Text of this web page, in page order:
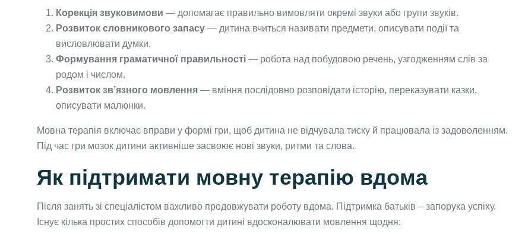
Корекція звуковимови — допомагає правильно вимовляти окремі звуки або групи звуків.
Розвиток словникового запасу — дитина вчиться називати предмети, описувати події та
висловлювати думки.
Формування граматичної правильності — робота над побудовою речень, узгодженням слів за
родом і числом.
Розвиток зв’язного мовлення — вміння послідовно розповідати історію, переказувати казки,
описувати малюнки.
Мовна терапія включає вправи у формі гри, щоб дитина не відчувала тиску й працювала із задоволенням.
Під час гри мозок дитини активніше засвоює нові звуки, ритми та слова.
Як підтримати мовну терапію вдома
Після занять зі спеціалістом важливо продовжувати роботу вдома. Підтримка батьків – запорука успіху.
Існує кілька простих способів допомогти дитині вдосконалювати мовлення щодня: